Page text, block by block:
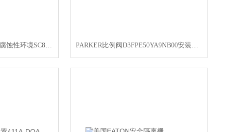
ASCO高流量电磁阀用于腐蚀性环境SC8327A607 PARKER比例阀D3FPE50YA9NB00安装注意事项